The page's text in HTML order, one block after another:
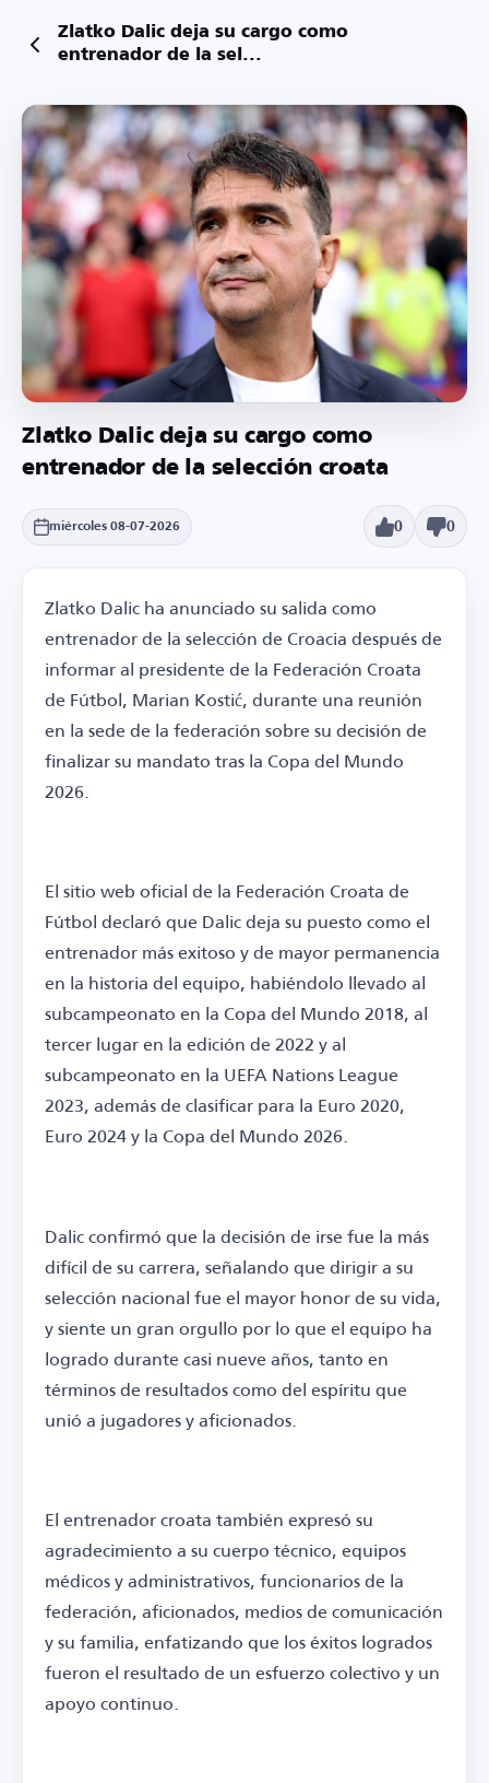
Zlatko Dalic deja su cargo como
entrenador de la sel...
Zlatko Dalic deja su cargo como
entrenador de la selección croata
miércoles 08-07-2026 0 0
Zlatko Dalic ha anunciado su salida como
entrenador de la selección de Croacia después de
informar al presidente de la Federación Croata
de Fútbol, Marian Kostić, durante una reunión
en la sede de la federación sobre su decisión de
finalizar su mandato tras la Copa del Mundo
2026.
El sitio web oficial de la Federación Croata de
Fútbol declaró que Dalic deja su puesto como el
entrenador más exitoso y de mayor permanencia
en la historia del equipo, habiéndolo llevado al
subcampeonato en la Copa del Mundo 2018, al
tercer lugar en la edición de 2022 y al
subcampeonato en la UEFA Nations League
2023, además de clasificar para la Euro 2020,
Euro 2024 y la Copa del Mundo 2026.
Dalic confirmó que la decisión de irse fue la más
difícil de su carrera, señalando que dirigir a su
selección nacional fue el mayor honor de su vida,
y siente un gran orgullo por lo que el equipo ha
logrado durante casi nueve años, tanto en
términos de resultados como del espíritu que
unió a jugadores y aficionados.
El entrenador croata también expresó su
agradecimiento a su cuerpo técnico, equipos
médicos y administrativos, funcionarios de la
federación, aficionados, medios de comunicación
y su familia, enfatizando que los éxitos logrados
fueron el resultado de un esfuerzo colectivo y un
apoyo continuo.